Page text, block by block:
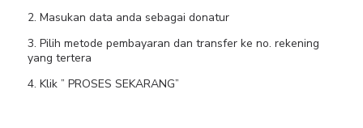
2. Masukan data anda sebagai donatur
3. Pilih metode pembayaran dan transfer ke no. rekening
yang tertera
4. Klik ” PROSES SEKARANG”